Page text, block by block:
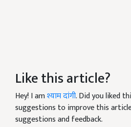
Like this article?
Hey! I amश्याम दांगी. Did you liked
suggestions to improve this
suggestions and feedback.